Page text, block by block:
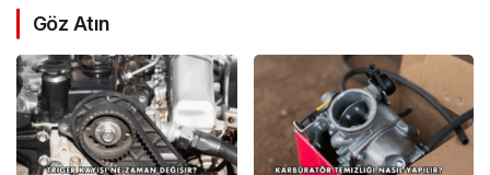
Göz Atın